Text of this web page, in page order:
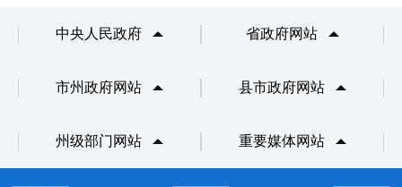
中央人民政府 省政府网站
市州政府网站 县市政府网站
州级部门网站 重要媒体网站